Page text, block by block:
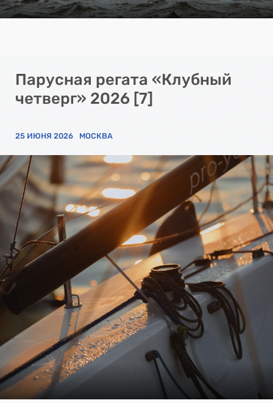
Парусная регата «Клубный
четверг» 2026 [7]
25 ИЮНЯ 2026 МОСКВА